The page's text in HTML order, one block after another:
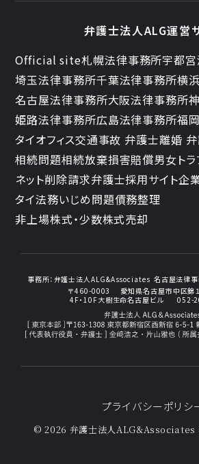
弁護士法人ALG運営
Official site札幌法律事務所宇都
埼玉法律事務所千葉法律事務所横
名古屋法律事務所大阪法律事務所
姫路法律事務所広島法律事務所福
タイオフィス交通事故 弁護士離婚
相続問題相続放棄損害賠償男女トラ
ネット削除請求弁護士採用サイト企
タイ法務いじめ問題債務整理
非上場株式・少数株式売却
事務所： 弁護士法人ALG&Associates 名古屋法律
〒460-0003
愛知県名古屋市中区錦
4F・10F大樹生命名古屋ビル
052-
プライバシーポリシ
© 2026 弁護士法人ALG&Associates